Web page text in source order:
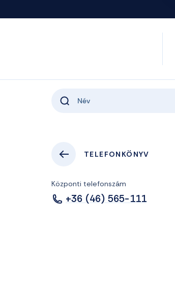
TELEFONKÖNYV
Központi telefonszám
+36 (46) 565-111